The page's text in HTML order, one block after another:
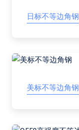
日标不等边角钢
美标不等边角钢